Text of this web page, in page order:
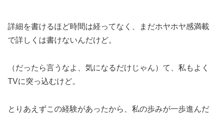
詳細を書けるほど時間は経ってなく、まだホヤホヤ感満載
で詳しくは書けないんだけど。
（だったら言うなよ、気になるだけじゃん）て、私もよく
TVに突っ込むけど。
とりあえずこの経験があったから、私の歩みが一歩進んだ